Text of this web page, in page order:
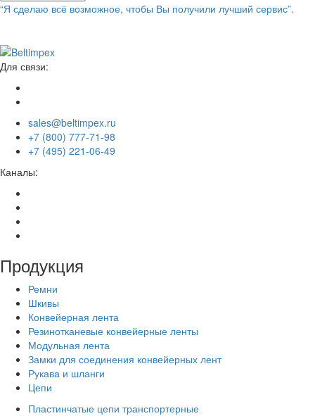
“Я сделаю всё возможное, чтобы Вы получили лучший сервис”.
Для связи:
sales@beltimpex.ru
+7 (800) 777-71-98
+7 (495) 221-06-49
Каналы:
Продукция
Ремни
Шкивы
Конвейерная лента
Резинотканевые конвейерные ленты
Модульная лента
Замки для соединения конвейерных лент
Рукава и шланги
Цепи
Пластинчатые цепи транспортерные